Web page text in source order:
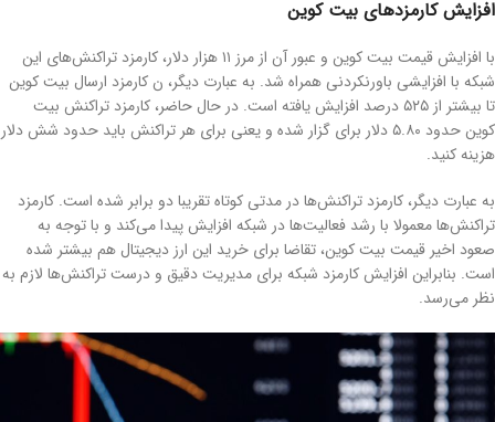
افزایش کارمزدهای بیت کوین
با افزایش قیمت بیت کوین و عبور آن از مرز ۱۱ هزار دلار، کارمزد تراکنش‌های این
شبکه با افزایشی باورنکردنی همراه شد. به عبارت دیگر، ن کارمزد ارسال بیت کوین
تا بیشتر از ۵۲۵ درصد افزایش یافته است. در حال حاضر، کارمزد تراکنش بیت
کوین حدود ۵.۸۰ دلار برای گزار شده و یعنی برای هر تراکنش باید حدود شش دلار
هزینه کنید.
به عبارت دیگر، کارمزد تراکنش‌ها در مدتی کوتاه تقریبا دو برابر شده است. کارمزد
تراکنش‌ها معمولا با رشد فعالیت‌ها در شبکه افزایش پیدا می‌کند و با توجه به
صعود اخیر قیمت بیت کوین، تقاضا برای خرید این ارز دیجیتال هم بیشتر شده
است. بنابراین افزایش کارمزد شبکه برای مدیریت دقیق و درست تراکنش‌ها لازم به
نظر می‌رسد.